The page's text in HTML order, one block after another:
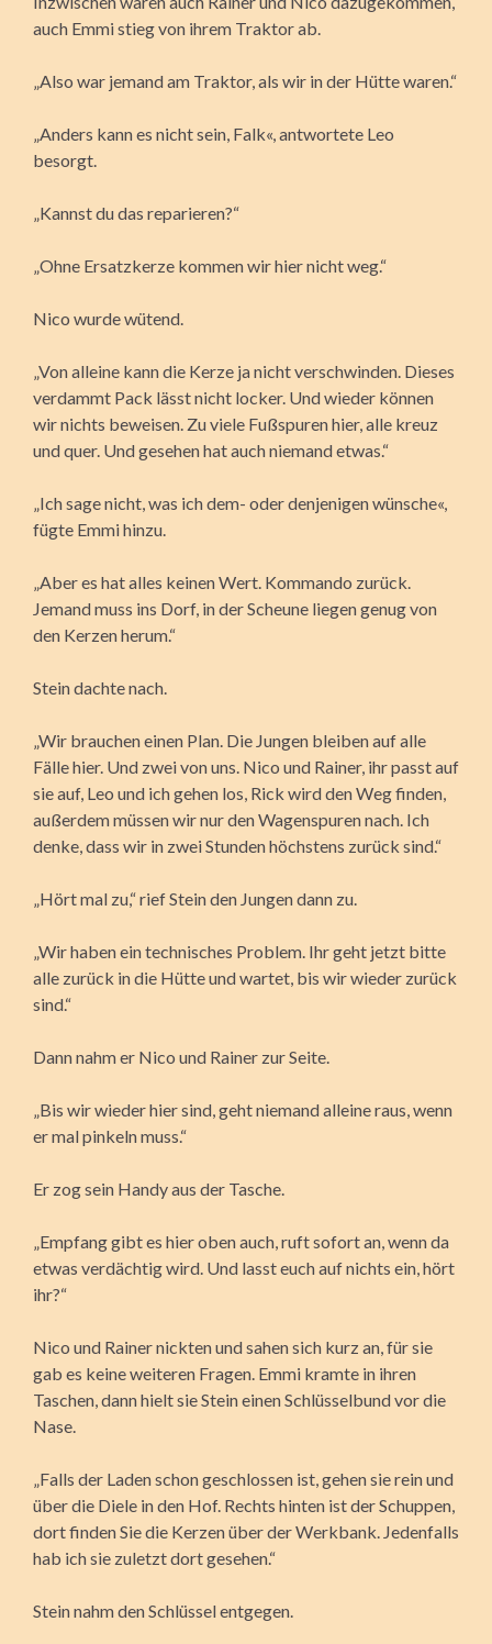
auch Emmi stieg von ihrem Traktor ab.
„Also war jemand am Traktor, als wir in der Hütte waren.“
„Anders kann es nicht sein, Falk«, antwortete Leo
besorgt.
„Kannst du das reparieren?“
„Ohne Ersatzkerze kommen wir hier nicht weg.“
Nico wurde wütend.
„Von alleine kann die Kerze ja nicht verschwinden. Dieses
verdammt Pack lässt nicht locker. Und wieder können
wir nichts beweisen. Zu viele Fußspuren hier, alle kreuz
und quer. Und gesehen hat auch niemand etwas.“
„Ich sage nicht, was ich dem- oder denjenigen wünsche«,
fügte Emmi hinzu.
„Aber es hat alles keinen Wert. Kommando zurück.
Jemand muss ins Dorf, in der Scheune liegen genug von
den Kerzen herum.“
Stein dachte nach.
„Wir brauchen einen Plan. Die Jungen bleiben auf alle
Fälle hier. Und zwei von uns. Nico und Rainer, ihr passt auf
sie auf, Leo und ich gehen los, Rick wird den Weg finden,
außerdem müssen wir nur den Wagenspuren nach. Ich
denke, dass wir in zwei Stunden höchstens zurück sind.“
„Hört mal zu,“ rief Stein den Jungen dann zu.
„Wir haben ein technisches Problem. Ihr geht jetzt bitte
alle zurück in die Hütte und wartet, bis wir wieder zurück
sind.“
Dann nahm er Nico und Rainer zur Seite.
„Bis wir wieder hier sind, geht niemand alleine raus, wenn
er mal pinkeln muss.“
Er zog sein Handy aus der Tasche.
„Empfang gibt es hier oben auch, ruft sofort an, wenn da
etwas verdächtig wird. Und lasst euch auf nichts ein, hört
ihr?“
Nico und Rainer nickten und sahen sich kurz an, für sie
gab es keine weiteren Fragen. Emmi kramte in ihren
Taschen, dann hielt sie Stein einen Schlüsselbund vor die
Nase.
„Falls der Laden schon geschlossen ist, gehen sie rein und
über die Diele in den Hof. Rechts hinten ist der Schuppen,
dort finden Sie die Kerzen über der Werkbank. Jedenfalls
hab ich sie zuletzt dort gesehen.“
Stein nahm den Schlüssel entgegen.